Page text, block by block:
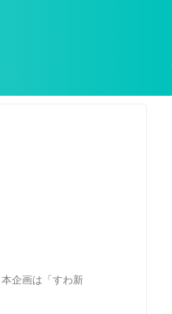
企画は「すわ新